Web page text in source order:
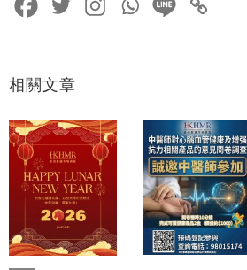
相關文章